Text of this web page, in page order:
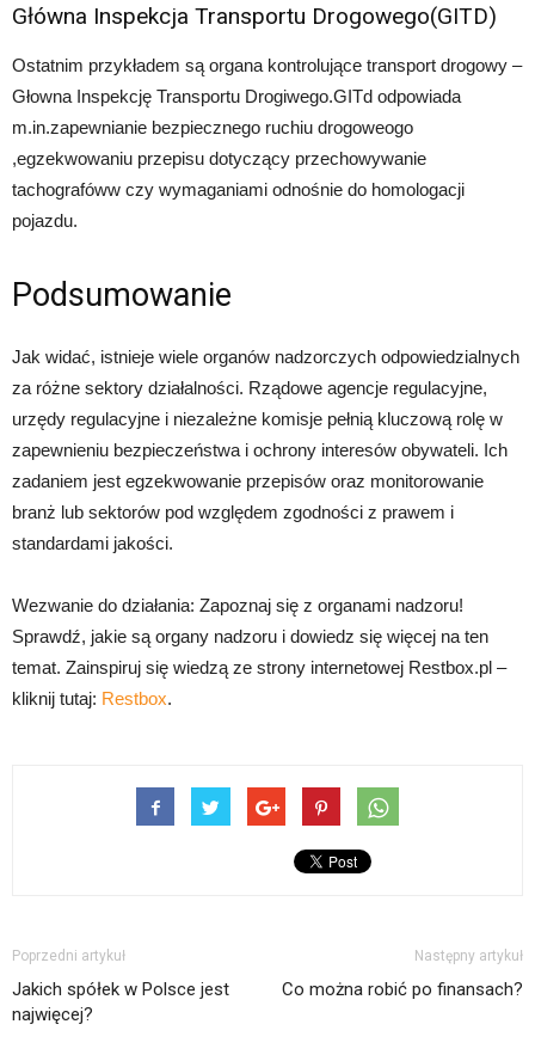
Główna Inspekcja Transportu Drogowego(GITD)
Ostatnim przykładem są organa kontrolujące transport drogowy –
Głowna Inspekcję Transportu Drogiwego.GITd odpowiada
m.in.zapewnianie bezpiecznego ruchiu drogoweogo
,egzekwowaniu przepisu dotyczący przechowywanie
tachografóww czy wymaganiami odnośnie do homologacji
pojazdu.
Podsumowanie
Jak widać, istnieje wiele organów nadzorczych odpowiedzialnych
za różne sektory działalności. Rządowe agencje regulacyjne,
urzędy regulacyjne i niezależne komisje pełnią kluczową rolę w
zapewnieniu bezpieczeństwa i ochrony interesów obywateli. Ich
zadaniem jest egzekwowanie przepisów oraz monitorowanie
branż lub sektorów pod względem zgodności z prawem i
standardami jakości.
Wezwanie do działania: Zapoznaj się z organami nadzoru!
Sprawdź, jakie są organy nadzoru i dowiedz się więcej na ten
temat. Zainspiruj się wiedzą ze strony internetowej Restbox.pl –
kliknij tutaj: Restbox.
Poprzedni artykuł
Jakich spółek w Polsce jest
najwięcej?
Następny artykuł
Co można robić po finansach?